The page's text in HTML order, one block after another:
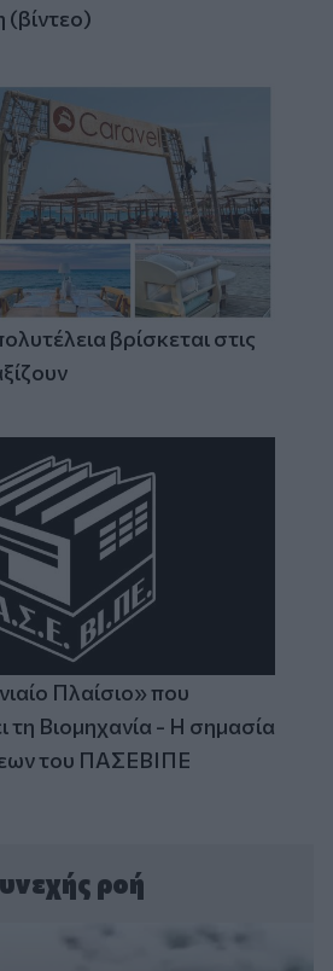
βρίσκεται στις
Πλαίσιο» που
τη Βιομηχανία - Η σημασία
του ΠΑΣΕΒΙΠΕ
ροή